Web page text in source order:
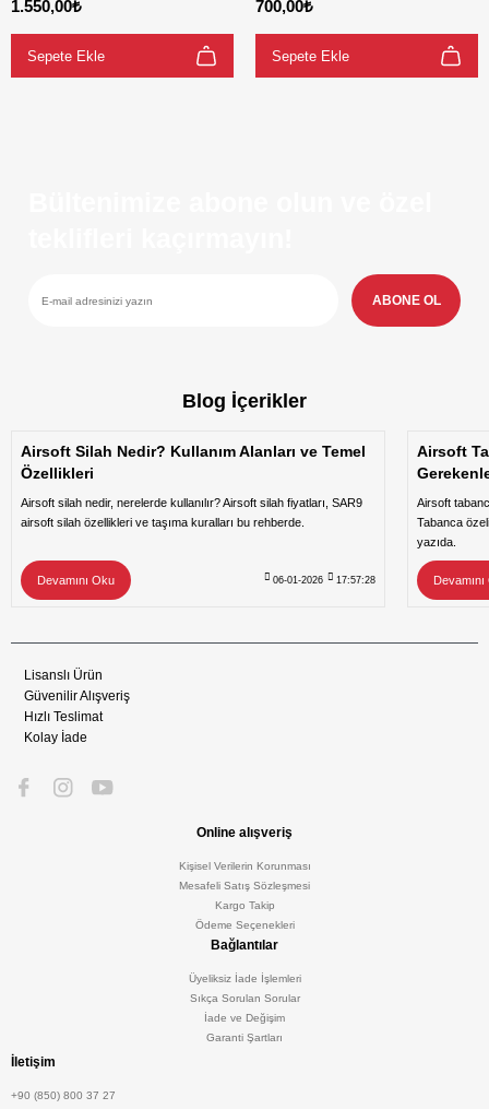
1.550,00₺
Sepete Ekle
700,00₺
Sepete Ekle
ABONE OL
Blog İçerikler
Airsoft Silah Nedir? Kullanım Alanları ve Temel
Özellikleri
Airsoft silah nedir, nerelerde kullanılır? Airsoft silah fiyatları, SAR9
airsoft silah özellikleri ve taşıma kuralları bu rehberde.
Devamını Oku 06-01-2026 17:57:28
Airsoft
Airsoft
Tabanca
yazıda.
Lisanslı Ürün
Güvenilir Alışveriş
Hızlı Teslimat
Kolay İade
Online alışveriş
Kişisel Verilerin Korunması
Mesafeli Satış Sözleşmesi
Kargo Takip
Ödeme Seçenekleri
Bağlantılar
Üyeliksiz İade İşlemleri
Sıkça Sorulan Sorular
İade ve Değişim
Garanti Şartları
İletişim
+90 (850) 800 37 27